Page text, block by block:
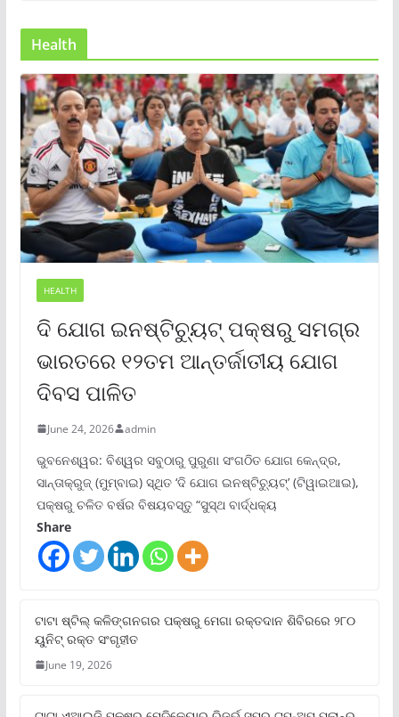
Health
HEALTH
ଦି ଯୋଗ ଇନଷ୍ଟିଚ୍ୟୁଟ୍ ପକ୍ଷରୁ ସମଗ୍ର
ଭାରତରେ ୧୨ତମ ଆନ୍ତର୍ଜାତୀୟ ଯୋଗ
ଦିବସ ପାଳିତ
June 24, 2026 admin
ଭୁବନେଶ୍ୱର: ବିଶ୍ୱର ସବୁଠାରୁ ପୁରୁଣା ସଂଗଠିତ ଯୋଗ କେନ୍ଦ୍ର,
ସାନ୍ତାକ୍ରୁଜ୍ (ମୁମ୍ବାଇ) ସ୍ଥିତ ‘ଦି ଯୋଗ ଇନଷ୍ଟିଚ୍ୟୁଟ୍‌’ (ଟିୱାଇଆଇ),
ପକ୍ଷରୁ ଚଳିତ ବର୍ଷର ବିଷୟବସ୍ତୁ “ସୁସ୍ଥ ବାର୍ଦ୍ଧକ୍ୟ
Share
ଟାଟା ଷ୍ଟିଲ୍‌ କଳିଙ୍ଗନଗର ପକ୍ଷରୁ ମେଗା ରକ୍ତଦାନ ଶିବିରରେ ୨୮୦
ୟୁନିଟ୍‌ ରକ୍ତ ସଂଗୃହୀତ
June 19, 2026